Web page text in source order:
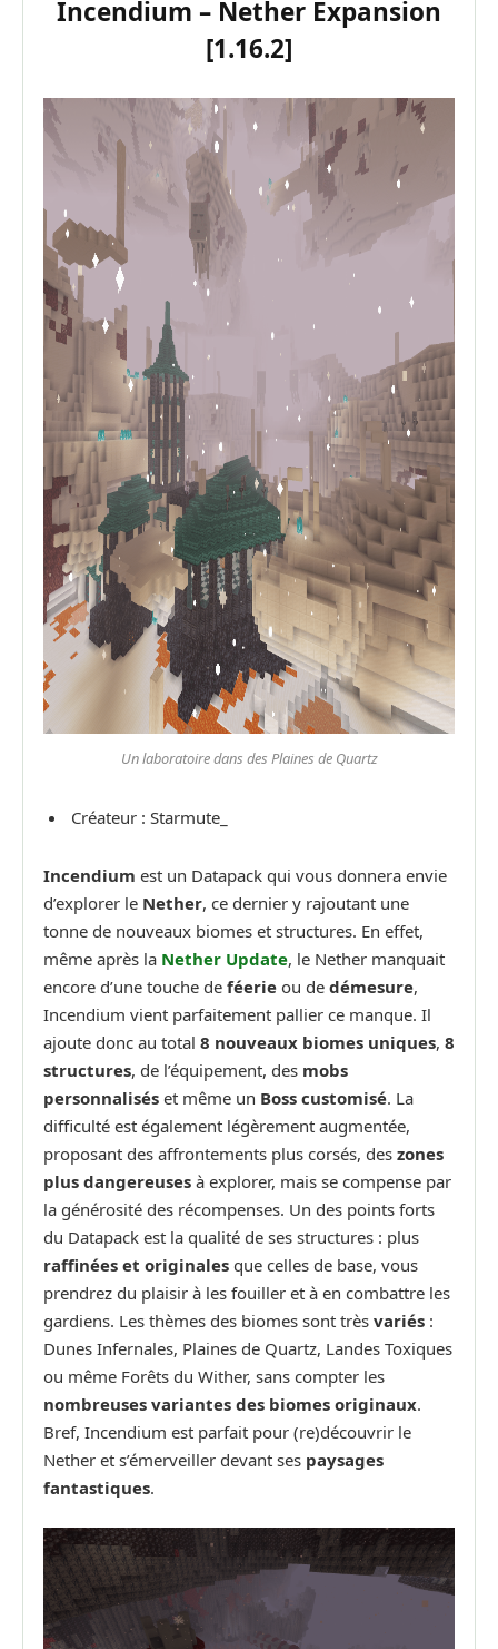
Incendium – Nether Expansion
[1.16.2]
Un laboratoire dans des Plaines de Quartz
Créateur : Starmute_
Incendium est un Datapack qui vous donnera envie
d’explorer le Nether, ce dernier y rajoutant une
tonne de nouveaux biomes et structures. En effet,
même après la Nether Update, le Nether manquait
encore d’une touche de féerie ou de démesure,
Incendium vient parfaitement pallier ce manque. Il
ajoute donc au total 8 nouveaux biomes uniques, 8
structures, de l’équipement, des mobs
personnalisés et même un Boss customisé. La
difficulté est également légèrement augmentée,
proposant des affrontements plus corsés, des zones
plus dangereuses à explorer, mais se compense par
la générosité des récompenses. Un des points forts
du Datapack est la qualité de ses structures : plus
raffinées et originales que celles de base, vous
prendrez du plaisir à les fouiller et à en combattre les
gardiens. Les thèmes des biomes sont très variés :
Dunes Infernales, Plaines de Quartz, Landes Toxiques
ou même Forêts du Wither, sans compter les
nombreuses variantes des biomes originaux.
Bref, Incendium est parfait pour (re)découvrir le
Nether et s’émerveiller devant ses paysages
fantastiques.